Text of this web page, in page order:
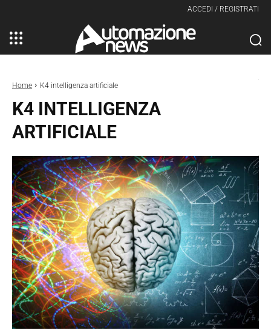
ACCEDI / REGISTRATI
Home K4 intelligenza artificiale
K4 INTELLIGENZA
ARTIFICIALE